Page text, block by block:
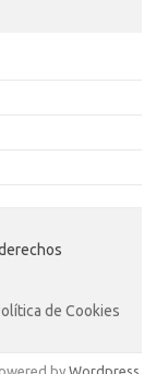
de Cookies
by Wordpress